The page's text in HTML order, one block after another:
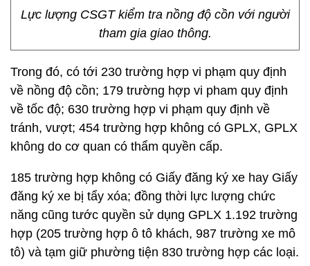
Lực lượng CSGT kiểm tra nồng độ cồn với người
tham gia giao thông.
Trong đó, có tới 230 trường hợp vi phạm quy định
về nồng độ cồn; 179 trường hợp vi pham quy định
về tốc độ; 630 trường hợp vi phạm quy định về
tránh, vượt; 454 trường hợp không có GPLX, GPLX
không do cơ quan có thẩm quyền cấp.
185 trường hợp không có Giấy đăng ký xe hay Giấy
đăng ký xe bị tẩy xóa; đồng thời lực lượng chức
năng cũng tước quyền sử dụng GPLX 1.192 trường
hợp (205 trường hợp ô tô khách, 987 trường xe mô
tô) và tạm giữ phường tiện 830 trường hợp các loại.